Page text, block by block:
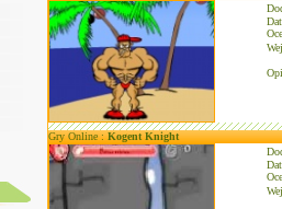
Gry Online :Kogent Knight